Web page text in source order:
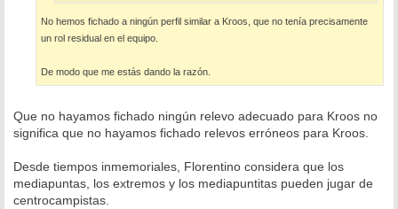
No hemos fichado a ningún perfil similar a Kroos, que no tenía precisamente
un rol residual en el equipo.
De modo que me estás dando la razón.
Que no hayamos fichado ningún relevo adecuado para Kroos no
significa que no hayamos fichado relevos erróneos para Kroos.
Desde tiempos inmemoriales, Florentino considera que los
mediapuntas, los extremos y los mediapuntitas pueden jugar de
centrocampistas.